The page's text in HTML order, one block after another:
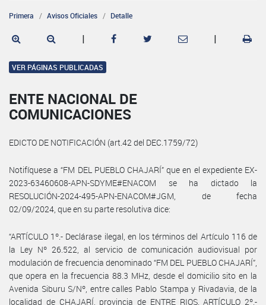
Primera Avisos Oficiales Detalle
| |
VER PÁGINAS PUBLICADAS
ENTE NACIONAL DE
COMUNICACIONES
EDICTO DE NOTIFICACIÓN (art.42 del DEC.1759/72)
Notifíquese a “FM DEL PUEBLO CHAJARÍ” que en el expediente EX-
2023-63460608-APN-SDYME#ENACOM se ha dictado la
RESOLUCIÓN-2024-495-APN-ENACOM#JGM, de fecha
02/09/2024, que en su parte resolutiva dice:
“ARTÍCULO 1º.- Declárase ilegal, en los términos del Artículo 116 de
la Ley Nº 26.522, al servicio de comunicación audiovisual por
modulación de frecuencia denominado “FM DEL PUEBLO CHAJARÍ”,
que opera en la frecuencia 88.3 MHz, desde el domicilio sito en la
Avenida Siburu S/Nº, entre calles Pablo Stampa y Rivadavia, de la
localidad de CHAJARÍ, provincia de ENTRE RIOS. ARTÍCULO 2º.-